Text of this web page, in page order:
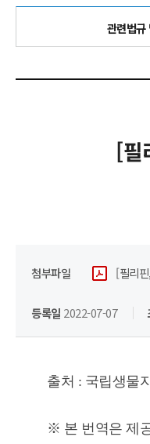
관련법규
[필
첨부파일 [필리
등록일 2022-07-07
출처 : 국립생물
※ 본 번역은 제